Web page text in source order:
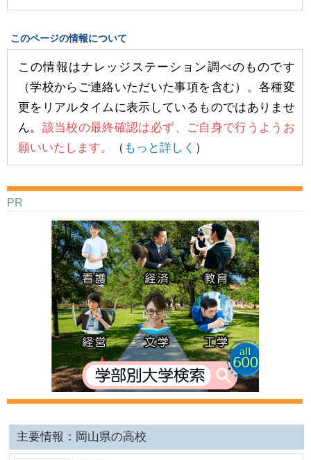
このページの情報について
この情報はナレッジステーション調べのものです
（学校からご連絡いただいた事項を含む）。各種変
更をリアルタイムに表示しているものではありませ
ん。 該当校の最終確認は必ず、ご自身で行うようお
願いいたします。
（ もっと詳しく ）
PR
主要情報：岡山県の高校